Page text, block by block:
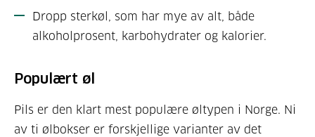
Dropp sterkøl, som har mye av alt, både
alkoholprosent, karbohydrater og kalorier.
Populært øl
Pils er den klart mest populære øltypen i Norge. Ni
av ti ølbokser er forskjellige varianter av det